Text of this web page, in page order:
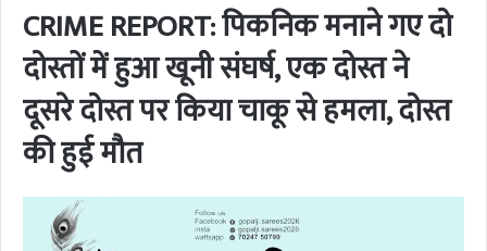
CRIME REPORT: पिकनिक मनाने गए दो
दोस्तों में हुआ खूनी संघर्ष, एक दोस्त ने
दूसरे दोस्त पर किया चाकू से हमला, दोस्त
की हुई मौत